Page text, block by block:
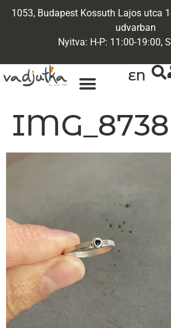
1053, Budapest Kossuth Lajos utca
udvarban
Nyitva: H-P: 11:00-19:00,
EN
IMG_8738